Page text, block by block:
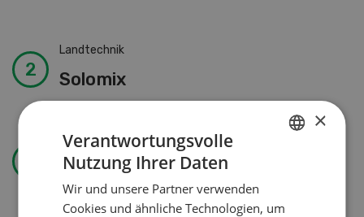
Landtechnik
Solomix
Betriebsführung
Kein Dauergarten ohne
Bewilligung
×
Verantwortungsvolle
Nutzung Ihrer Daten
Wir und unsere Partner verwenden
Cookies und ähnliche Technologien, um